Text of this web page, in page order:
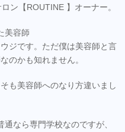
ン【ROUTINE 】オーナー。
美容師
ジです。ただ僕は美容師と言
のかも知れません。
も美容師へのなり方違いまし
なら専門学校なのですが、